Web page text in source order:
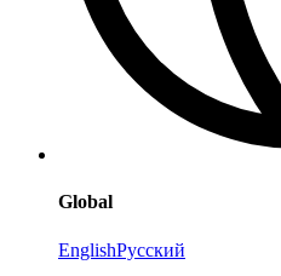
Global
EnglishРусский